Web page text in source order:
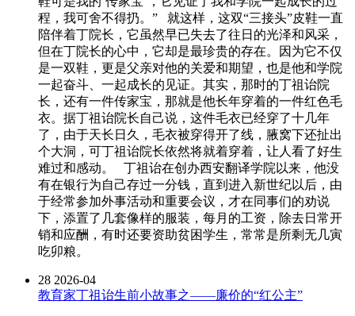
程，我可舍不得扔。” 就这样，这双“三接头”皮鞋一直
陪伴着丁院长，它虽然早已失去了往日的光泽和风采，
但在丁院长的心中，它却是最珍贵的存在。因为它不仅
是一双鞋，更是父亲对他的关爱和期望，也是他和学院
一起奋斗、一起成长的见证。其实，那时的丁祖诒院
长，还有一件传家宝，那就是他长年穿着的一件红色毛
衣。据丁祖诒院长自己说，这件毛衣已经穿了十几年
了，由于天长日久，毛衣被穿得开了线，腋窝下还扯出
个大洞，可丁祖诒院长依然将就着穿着，让人看了好生
难过和感动。 丁祖诒在创办西安翻译学院以来，他没
有在银行为自己存过一分钱，直到进入新世纪以后，由
于经常参加外事活动和重要会议，才在同事们的劝说
下，添置了几套像样的服装，每月的工资，除去日常开
销和应酬，有时还要资助贫困学生，常常是所剩无几寅
吃卯粮。
28 2026-04
教育家丁祖诒生前小故事之——廉价的“红公主”